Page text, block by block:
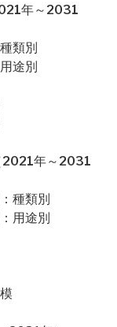
年～2031
類別
途別
2021年～2031
種類別
用途別